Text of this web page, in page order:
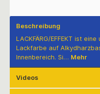
Beschreibung
LACKFÄRG/EFFEKT ist
Lackfarbe auf
Innenbereich. Si… Mehr
Videos